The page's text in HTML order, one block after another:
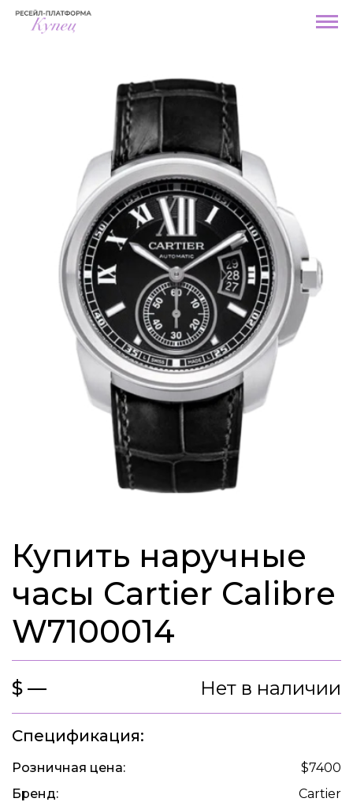
Купить наручные
часы Cartier Calibre
W7100014
$ — Нет в наличии
Спецификация:
Розничная цена:
$7400
Бренд:
Cartier